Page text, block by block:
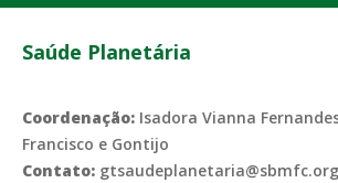
Saúde Planetária
Coordenação: Isadora Vianna
Francisco e Gontijo
Contato: